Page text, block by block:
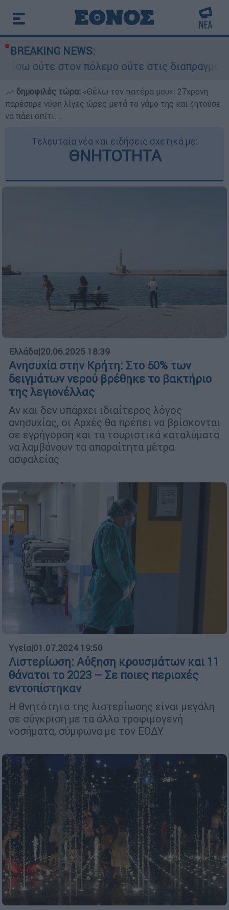
BREAKING NEWS:
πόλεμο ούτε στις διαπραγματεύσεις» - Οι
δημοφιλές τώρα: «Θέλω τον πατέρα μου»: 27χρονη
παρέσυρε νύφη λίγες ώρες μετά το γάμο της και ζητούσε
να πάει σπίτι...
Τελευταία νέα και ειδήσεις σχετικά με:
ΘΝΗΤΟΤΗΤΑ
Ελλάδα|20.06.2025 18:39
Ανησυχία στην Κρήτη: Στο 50% των
δειγμάτων νερού βρέθηκε το βακτήριο
της λεγιονέλλας
Αν και δεν υπάρχει ιδιαίτερος λόγος
ανησυχίας, οι Αρχές θα πρέπει να βρίσκονται
σε εγρήγορση και τα τουριστικά καταλύματα
να λαμβάνουν τα απαραίτητα μέτρα
ασφαλείας
Υγεία|01.07.2024 19:50
Λιστερίωση: Αύξηση κρουσμάτων και 11
θάνατοι το 2023 – Σε ποιες περιοχές
εντοπίστηκαν
Η θνητότητα της λιστερίωσης είναι μεγάλη
σε σύγκριση με τα άλλα τροφιμογενή
νοσήματα, σύμφωνα με τον ΕΟΔΥ